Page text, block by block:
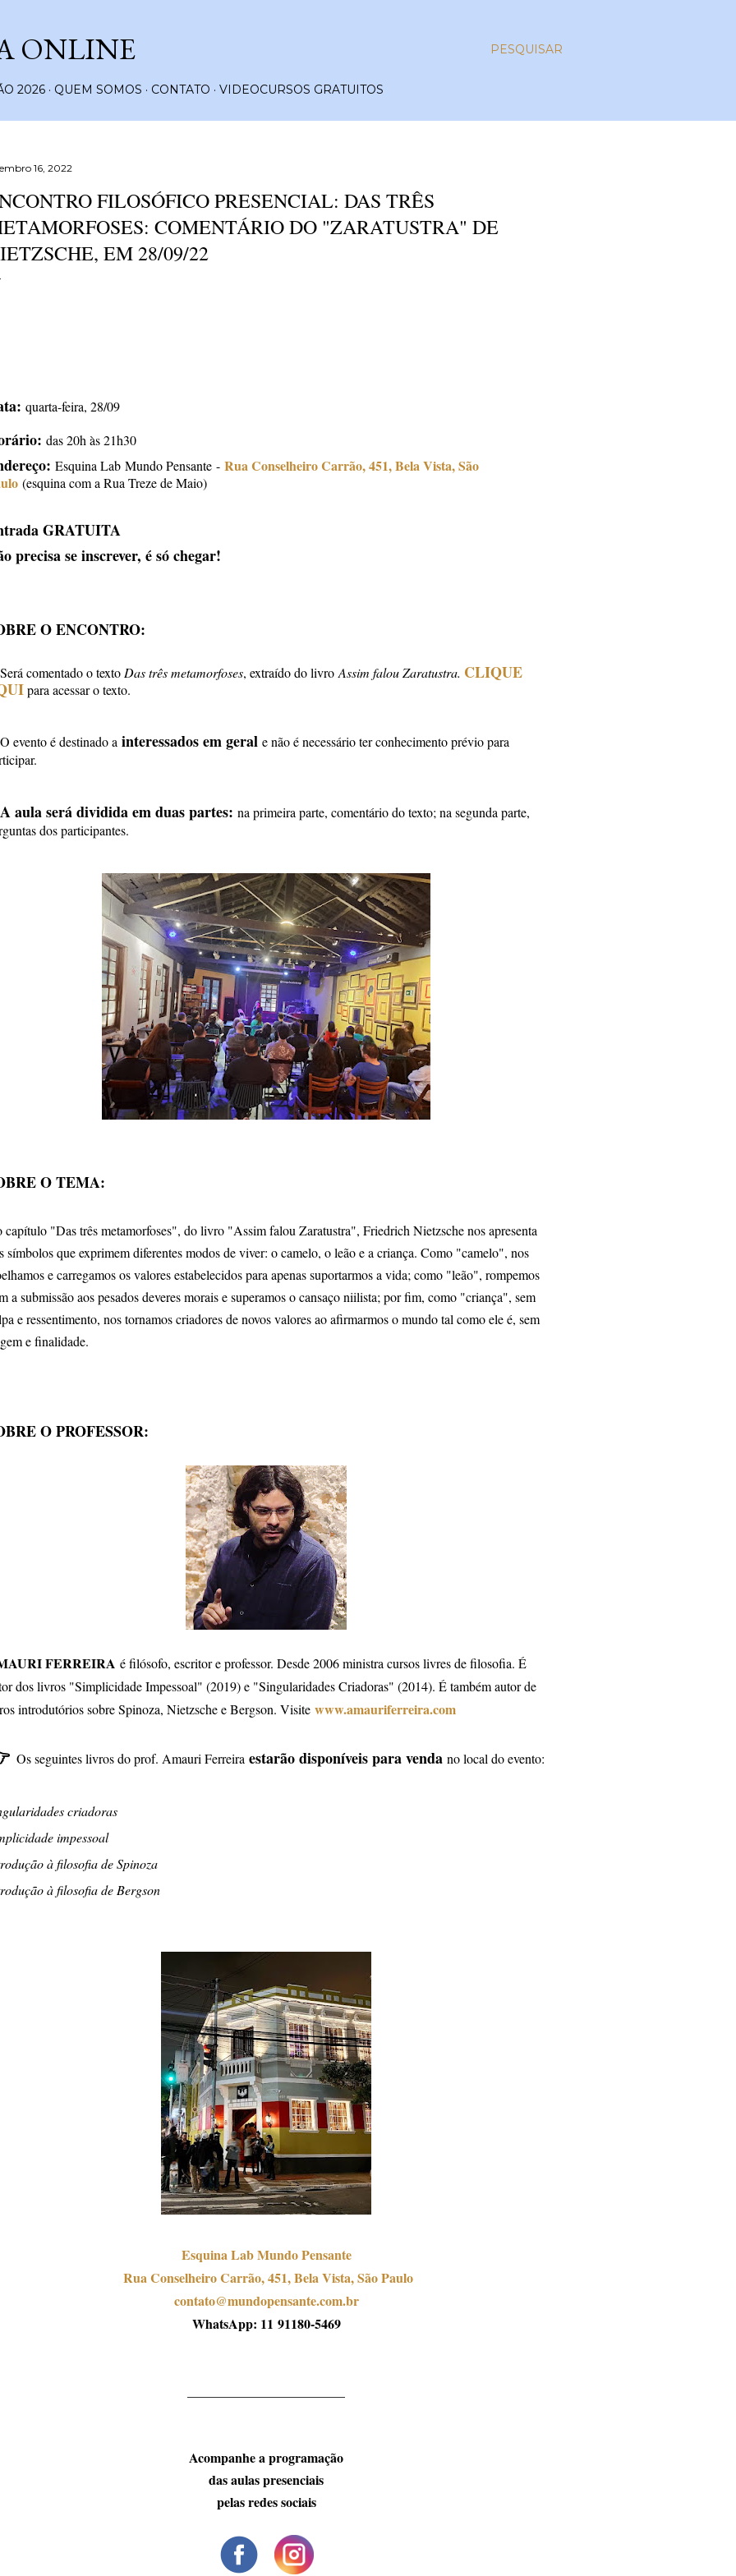
PESQUISAR
ONLINE
2026 QUEM SOMOS CONTATO VIDEOCURSOS GRATUITOS
16, 2022
FILOSÓFICO PRESENCIAL: DAS TRÊS
COMENTÁRIO DO "ZARATUSTRA" DE
EM 28/09/22
quarta-feira, 28/09
das 20h às 21h30
Esquina Lab Mundo Pensante - Rua Conselheiro Carrão, 451, Bela Vista, São
(esquina com a Rua Treze de Maio)
GRATUITA
precisa se inscrever, é só chegar!
O ENCONTRO:
comentado o texto Das três metamorfoses, extraído do livro Assim falou Zaratustra. CLIQUE
para acessar o texto.
evento é destinado a interessados em geral e não é necessário ter conhecimento prévio para
A aula será dividida em duas partes: na primeira parte, comentário do texto; na segunda parte,
dos participantes.
O TEMA:
capítulo "Das três metamorfoses", do livro "Assim falou Zaratustra", Friedrich Nietzsche nos apresenta
símbolos que exprimem diferentes modos de viver: o camelo, o leão e a criança. Como "camelo", nos
e carregamos os valores estabelecidos para apenas suportarmos a vida; como "leão", rompemos
a submissão aos pesados deveres morais e superamos o cansaço niilista; por fim, como "criança", sem
e ressentimento, nos tornamos criadores de novos valores ao afirmarmos o mundo tal como ele é, sem
e finalidade.
O PROFESSOR:
FERREIRA é filósofo, escritor e professor. Desde 2006 ministra cursos livres de filosofia. É
dos livros "Simplicidade Impessoal" (2019) e "Singularidades Criadoras" (2014). É também autor de
introdutórios sobre Spinoza, Nietzsche e Bergson. Visite www.amauriferreira.com
Os seguintes livros do prof. Amauri Ferreira estarão disponíveis para venda no local do evento:
criadoras
impessoal
à filosofia de Spinoza
à filosofia de Bergson
Esquina Lab Mundo Pensante
Rua Conselheiro Carrão, 451, Bela Vista, São Paulo
contato@mundopensante.com.br
WhatsApp: 11 91180-5469
Acompanhe a programação
das aulas presenciais
pelas redes sociais